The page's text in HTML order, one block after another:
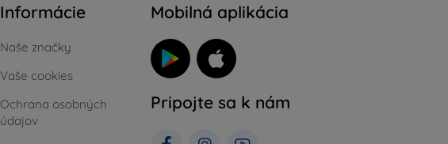
Informácie
Naše značky
Vaše cookies
Ochrana osobných
údajov
Mobilná aplikácia
Pripojte sa k nám